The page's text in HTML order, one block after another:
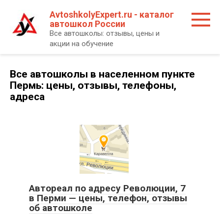
контенту
AvtoshkolyExpert.ru - каталог
автошкол России
Все автошколы: отзывы, цены и
акции на обучение
Все автошколы в населенном пункте
Пермь: цены, отзывы, телефоны,
адреса
Автореал по адресу Революции, 7
в Перми — цены, телефон, отзывы
об автошколе